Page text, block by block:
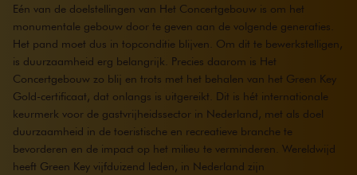
Eén van de doelstellingen van Het Concertgebouw is om het
monumentale gebouw door te geven aan de volgende generaties.
Het pand moet dus in topconditie blijven. Om dit te bewerkstelligen,
is duurzaamheid erg belangrijk. Precies daarom is Het
Concertgebouw zo blij en trots met het behalen van het Green Key
Gold-certificaat, dat onlangs is uitgereikt. Dit is hét internationale
keurmerk voor de gastvrijheidssector in Nederland, met als doel
duurzaamheid in de toeristische en recreatieve branche te
bevorderen en de impact op het milieu te verminderen. Wereldwijd
heeft Green Key vijfduizend leden, in Nederland zijn